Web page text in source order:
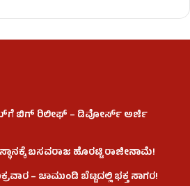
ಬಿಗ್ ರಿಲೀಫ್ – ಡಿವೋರ್ಸ್ ಅರ್ಜಿ
ಬಸವರಾಜ ಹೊರಟ್ಟಿ ರಾಜೀನಾಮೆ!
– ಚಾಮುಂಡಿ ಬೆಟ್ಟದಲ್ಲಿ ಭಕ್ತ ಸಾಗರ!